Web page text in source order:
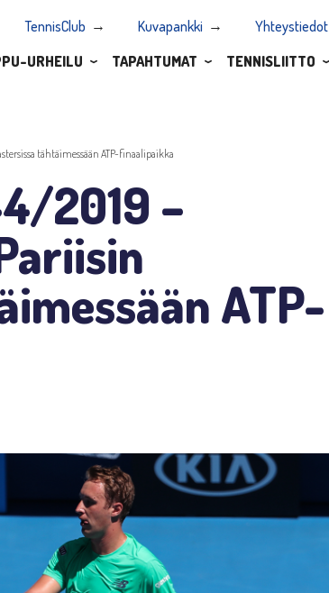
TennisClub Kuvapankki Yhteystiedot
URHEILU TAPAHTUMAT TENNISLIITTO
tähtäimessään ATP-finaalipaikka
2019 –
ATP-